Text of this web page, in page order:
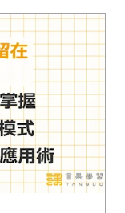
角色轉型、協
策者在導入 AI